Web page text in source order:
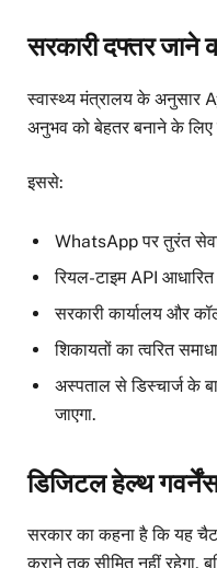
सरकारी दफ्तर जाने
स्वास्थ्य मंत्रालय के अनुसार
अनुभव को बेहतर बनाने के लिए
इससे:
WhatsApp पर तुरंत
रियल-टाइम API आधारित
सरकारी कार्यालय और
शिकायतों का त्वरित
अस्पताल से डिस्चार्ज के
जाएगा.
डिजिटल हेल्थ गवर्नेंस
सरकार का कहना है कि यह
कराने तक सीमित नहीं रहेगा,